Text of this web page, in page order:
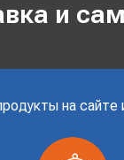
и
на сайте